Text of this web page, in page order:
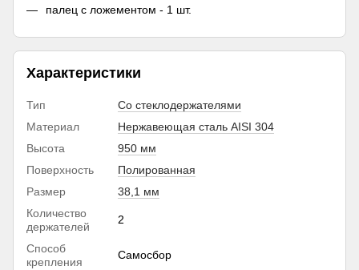
палец с ложементом - 1 шт.
Характеристики
Тип
Со стеклодержателями
Материал
Нержавеющая сталь AISI 304
Высота
950 мм
Поверхность
Полированная
Размер
38,1 мм
Количество
держателей
2
Способ
крепления
Самосбор